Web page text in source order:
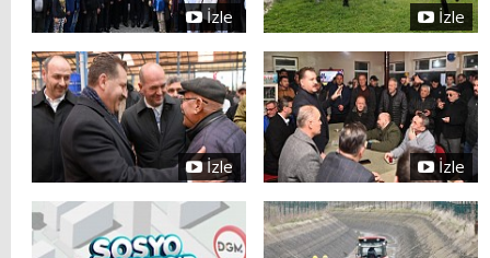
İzle İzle
İzle İzle